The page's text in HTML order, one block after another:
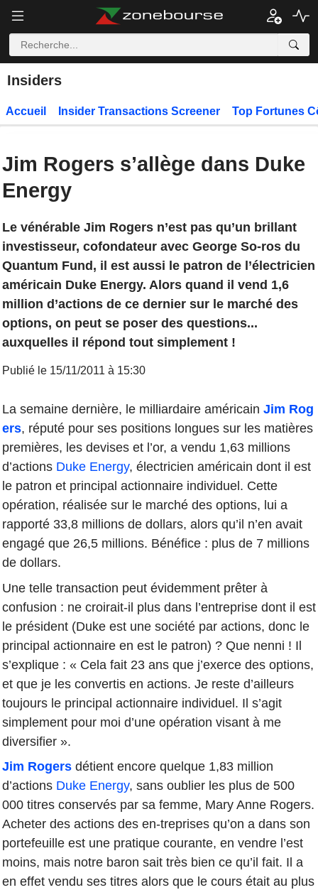
Insiders
Accueil Insider Transactions Screener Top Fortunes
Jim Rogers s’allège dans Duke
Energy
Le vénérable Jim Rogers n’est pas qu’un brillant
investisseur, cofondateur avec George So-ros du
Quantum Fund, il est aussi le patron de l’électricien
américain Duke Energy. Alors quand il vend 1,6
million d’actions de ce dernier sur le marché des
options, on peut se poser des questions...
auxquelles il répond tout simplement !
Publié le 15/11/2011 à 15:30
La semaine dernière, le milliardaire américain Jim Rog
ers, réputé pour ses positions longues sur les matières
premières, les devises et l’or, a vendu 1,63 millions
d’actions Duke Energy, électricien américain dont il est
le patron et principal actionnaire individuel. Cette
opération, réalisée sur le marché des options, lui a
rapporté 33,8 millions de dollars, alors qu’il n’en avait
engagé que 26,5 millions. Bénéfice : plus de 7 millions
de dollars.
Une telle transaction peut évidemment prêter à
confusion : ne croirait-il plus dans l’entreprise dont il est
le président (Duke est une société par actions, donc le
principal actionnaire en est le patron) ? Que nenni ! Il
s’explique : « Cela fait 23 ans que j’exerce des options,
et que je les convertis en actions. Je reste d’ailleurs
toujours le principal actionnaire individuel. Il s’agit
simplement pour moi d’une opération visant à me
diversifier ».
Jim Rogersdétient encore quelque 1,83 million
d’actions Duke Energy, sans oublier les plus de 500
000 titres conservés par sa femme, Mary Anne Rogers.
Acheter des actions des en-treprises qu’on a dans son
portefeuille est une pratique courante, en vendre l’est
moins, mais notre baron sait très bien ce qu’il fait. Il a
en effet vendu ses titres alors que le cours était au plus